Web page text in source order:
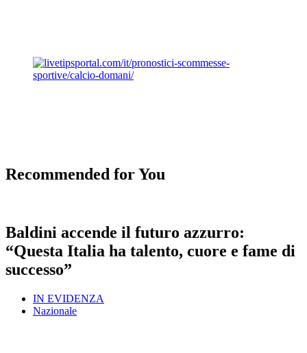
Recommended for You
Baldini accende il futuro azzurro:
“Questa Italia ha talento, cuore e fame di
successo”
IN EVIDENZA
Nazionale